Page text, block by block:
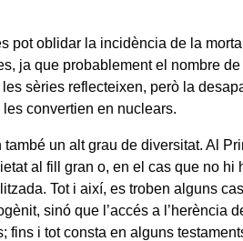
pot oblidar la incidència de la
ja que probablement el nombre
sèries reflecteixen, però la
convertien en nuclears.
un alt grau de diversitat. Al
al fill gran o, en el cas que no hi
Tot i així, es troben alguns
sinó que l’accés a l’herència
i tot consta en alguns